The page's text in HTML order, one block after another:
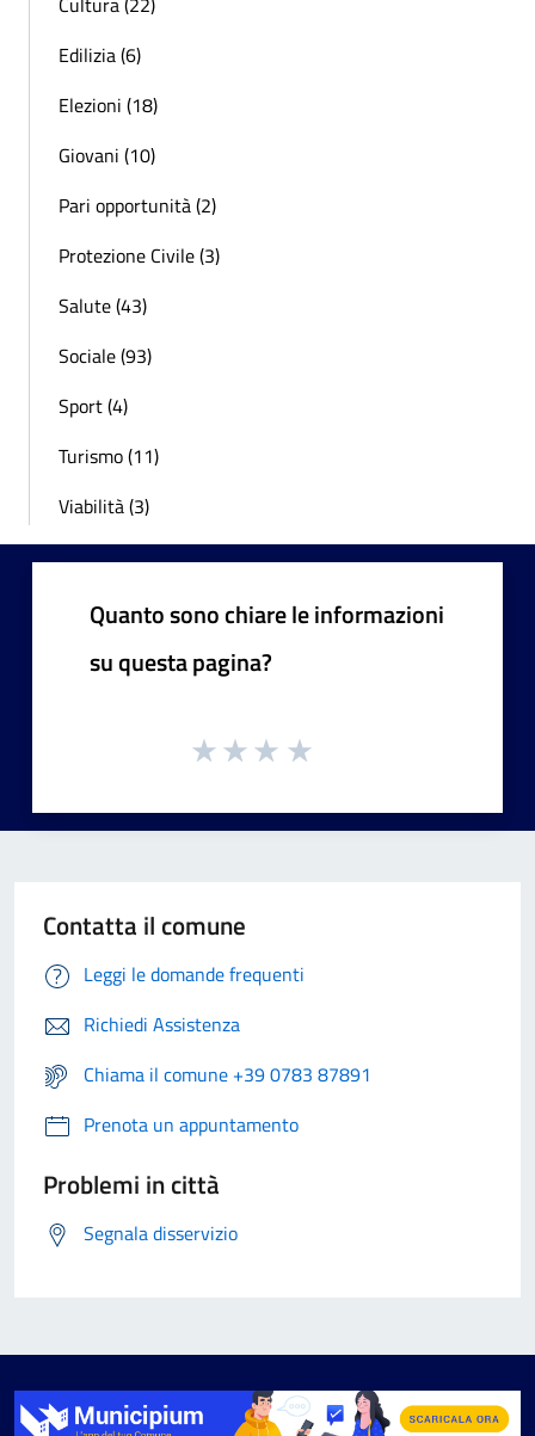
Edilizia (6)
Elezioni (18)
Giovani (10)
Pari opportunità (2)
Protezione Civile (3)
Salute (43)
Sociale (93)
Sport (4)
Turismo (11)
Viabilità (3)
Quanto sono chiare le informazioni
su questa pagina?
Contatta il comune
Leggi le domande frequenti
Richiedi Assistenza
Chiama il comune +39 0783 87891
Prenota un appuntamento
Problemi in città
Segnala disservizio